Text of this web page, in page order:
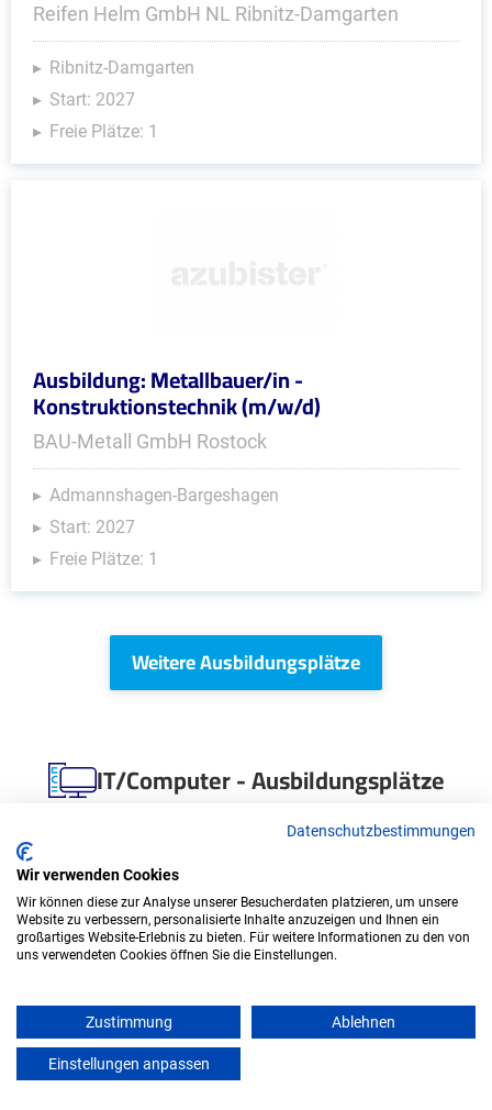
Reifen Helm GmbH NL Ribnitz-Damgarten
Ribnitz-Damgarten
Start: 2027
Freie Plätze: 1
Ausbildung: Metallbauer/in -
Konstruktionstechnik (m/w/d)
BAU-Metall GmbH Rostock
Admannshagen-Bargeshagen
Start: 2027
Freie Plätze: 1
Weitere Ausbildungsplätze
IT/Computer - Ausbildungsplätze
Duales Studium Informatik (B.Sc.) am
virtuellen Campus - ASSMANN Electronic
GmbH
Datenschutzbestimmungen
Wir verwenden Cookies
Wir können diese zur Analyse unserer Besucherdaten platzieren, um unsere
Website zu verbessern, personalisierte Inhalte anzuzeigen und Ihnen ein
großartiges Website-Erlebnis zu bieten. Für weitere Informationen zu den von
uns verwendeten Cookies öffnen Sie die Einstellungen.
Zustimmung Ablehnen
Einstellungen anpassen